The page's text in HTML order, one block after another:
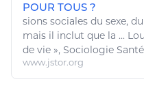
POUR TOUS ?
sions sociales du sexe,
mais il inclut que la ...
de vie », Sociologie Santé
www.jstor.org